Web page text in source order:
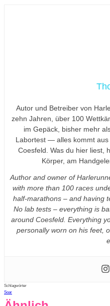
Autor und Betreiber von
zehn Jahren, über 100
im Gepäck, bisher mehr
Labortest — alles kommt
Coesfeld. Was du hier liest,
Körper, am
Author and owner of
with more than 100 races
half-marathons – and having
No lab tests – everything is
around Coesfeld. Everything
personally worn on his feet,
Schlagwörter
Soar